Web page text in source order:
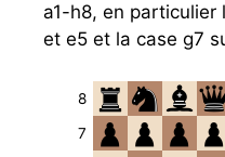
a1-h8, en
et e5 et la case g7
8
7